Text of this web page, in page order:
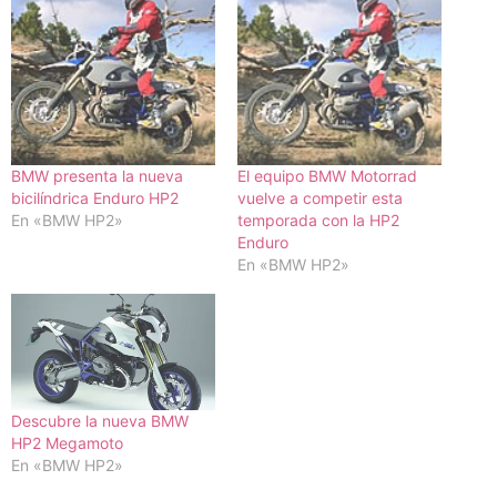
BMW presenta la nueva
bicilíndrica Enduro HP2
En «BMW HP2»
El equipo BMW Motorrad
vuelve a competir esta
temporada con la HP2
Enduro
En «BMW HP2»
Descubre la nueva BMW
HP2 Megamoto
En «BMW HP2»